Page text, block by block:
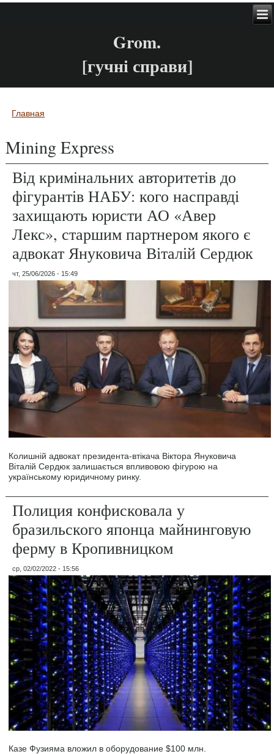
Grom.
[гучні справи]
Вы здесь
Главная
Mining Express
Від кримінальних авторитетів до
фігурантів НАБУ: кого насправді
захищають юристи АО «Авер
Лекс», старшим партнером якого є
адвокат Януковича Віталій Сердюк
чт, 25/06/2026 - 15:49
Колишній адвокат президента-втікача Віктора Януковича
Віталій Сердюк залишається впливовою фігурою на
українському юридичному ринку.
Полиция конфисковала у
бразильского японца майнинговую
ферму в Кропивницком
ср, 02/02/2022 - 15:56
Казе Фузияма вложил в оборудование $100 млн.